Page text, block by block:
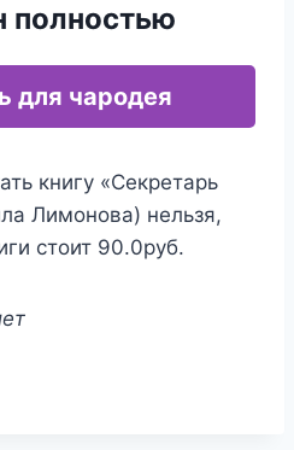
полностью
для чародея
книгу «Секретарь
Лимонова) нельзя,
стоит 90.0руб.